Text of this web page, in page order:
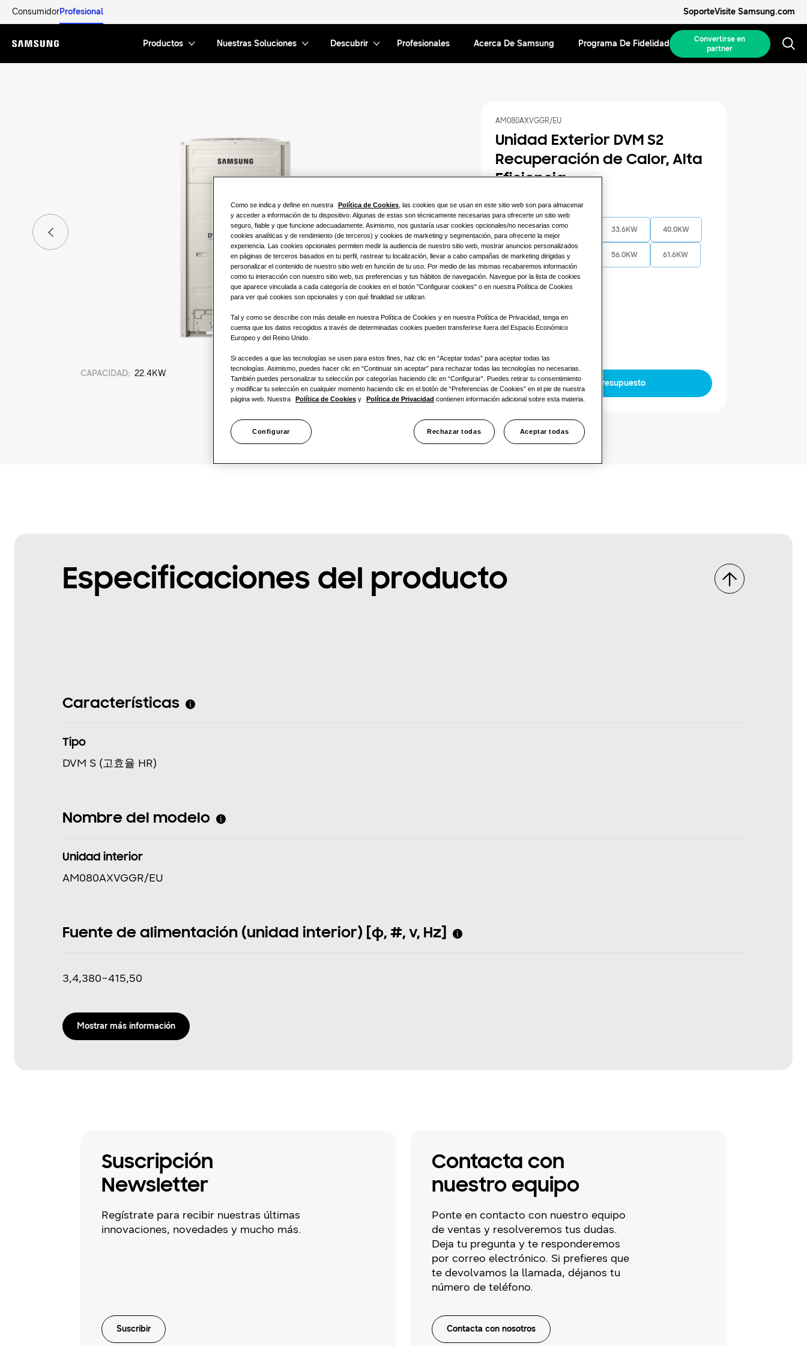
ConsumidorProfesional SoporteVisite Samsung.com
Menu
Productos Nuestras Soluciones Descubrir Profesionales Acerca De Samsung Programa De Fidelidad
Convertirse en
partner
CAPACIDAD: 22.4KW
Unidad Exterior DVM S2
Recuperación de Calor, Alta
Eficiencia
AM080AXVGGR/EU
Capacidad disponible
22.4KW 28.0KW 33.6KW 40.0KW
45.0KW 50.4KW 56.0KW 61.6KW
67.2KW 72.8KW
Tipo de alimentación
Solicitar Presupuesto
Especificaciones del producto
Características
Tipo
DVM S (고효율 HR)
Nombre del modelo
Unidad interior
AM080AXVGGR/EU
Fuente de alimentación (unidad interior) [φ, #, v, Hz]
3,4,380~415,50
Mostrar más información
Suscripción
Newsletter
Regístrate para recibir nuestras últimas
innovaciones, novedades y mucho más.
Suscribir
Contacta con
nuestro equipo
Ponte en contacto con nuestro equipo
de ventas y resolveremos tus dudas.
Deja tu pregunta y te responderemos
por correo electrónico. Si prefieres que
te devolvamos la llamada, déjanos tu
número de teléfono.
Contacta con nosotros
Como se indica y define en nuestra Política de Cookies , las cookies que se usan en este sitio web son para almacenar
y acceder a información de tu dispositivo. Algunas de estas son técnicamente necesarias para ofrecerte un sitio web
seguro, fiable y que funcione adecuadamente. Asimismo, nos gustaría usar cookies opcionales/no necesarias como
cookies analíticas y de rendimiento (de terceros) y cookies de marketing y segmentación, para ofrecerte la mejor
experiencia. Las cookies opcionales permiten medir la audiencia de nuestro sitio web, mostrar anuncios personalizados
en páginas de terceros basados en tu perfil, rastrear tu localización, llevar a cabo campañas de marketing dirigidas y
personalizar el contenido de nuestro sitio web en función de tu uso. Por medio de las mismas recabaremos información
como tu interacción con nuestro sitio web, tus preferencias y tus hábitos de navegación. Navegue por la lista de cookies
que aparece vinculada a cada categoría de cookies en el botón "Configurar cookies" o en nuestra Política de Cookies
para ver qué cookies son opcionales y con qué finalidad se utilizan.
Tal y como se describe con más detalle en nuestra Política de Cookies y en nuestra Política de Privacidad, tenga en
cuenta que los datos recogidos a través de determinadas cookies pueden transferirse fuera del Espacio Económico
Europeo y del Reino Unido.
Si accedes a que las tecnologías se usen para estos fines, haz clic en “Aceptar todas” para aceptar todas las
tecnologías. Asimismo, puedes hacer clic en “Continuar sin aceptar” para rechazar todas las tecnologías no necesarias.
También puedes personalizar tu selección por categorías haciendo clic en “Configurar”. Puedes retirar tu consentimiento
y modificar tu selección en cualquier momento haciendo clic en el botón de “Preferencias de Cookies” en el pie de nuestra
página web. Nuestra
Política de Cookies y Política de Privacidad contienen información adicional sobre esta materia.
Configurar Rechazar todas Aceptar todas